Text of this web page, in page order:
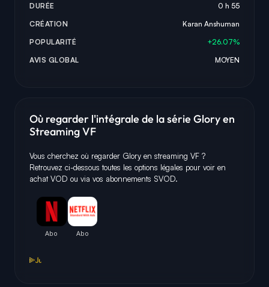
DURÉE
0 h 55
CRÉATION
Karan Anshuman
POPULARITÉ
+26.07%
AVIS GLOBAL
MOYEN
Où regarder l'intégrale de la série Glory en
Streaming VF
Vous cherchez où regarder Glory en streaming VF ?
Retrouvez ci-dessous toutes les options légales pour voir en
achat VOD ou via vos abonnements SVOD.